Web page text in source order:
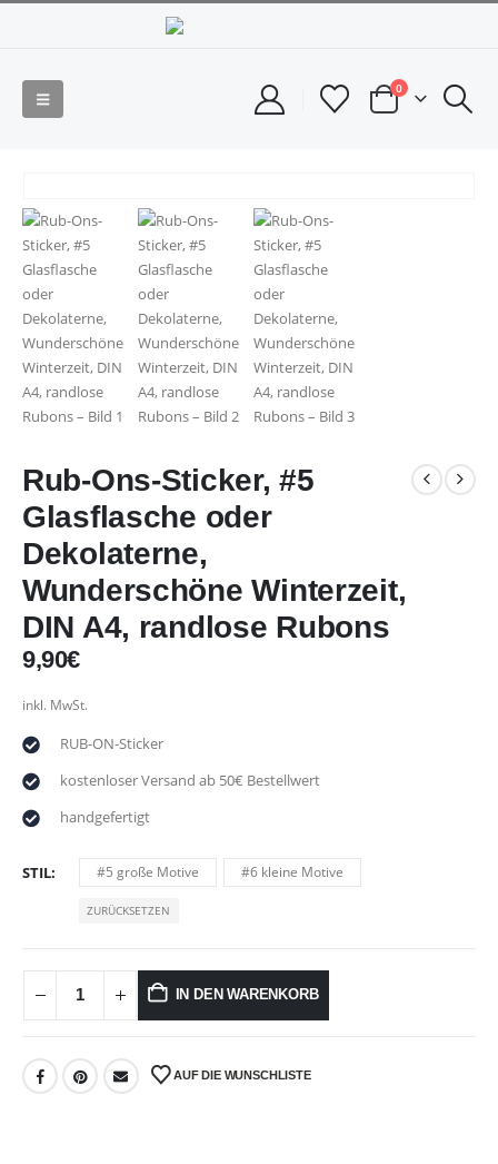
0
Rub-Ons-Sticker, #5
Glasflasche oder
Dekolaterne,
Wunderschöne Winterzeit,
DIN A4, randlose Rubons
9,90€
inkl. MwSt.
RUB-ON-Sticker
kostenloser Versand ab 50€ Bestellwert
handgefertigt
STIL #5 große Motive #6 kleine Motive
ZURÜCKSETZEN
IN DEN WARENKORB
AUF DIE WUNSCHLISTE